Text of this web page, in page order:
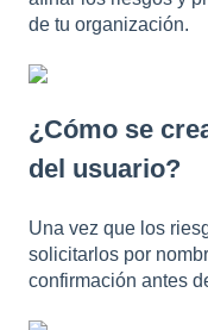
de tu organización.
¿Cómo se
del usuario?
Una vez que los
solicitarlos por
confirmación antes